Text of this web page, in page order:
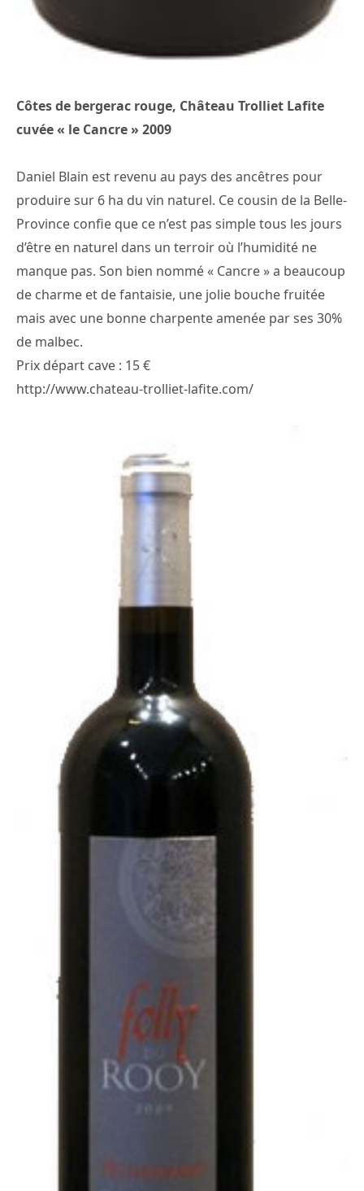
Côtes de bergerac rouge, Château Trolliet Lafite
cuvée « le Cancre » 2009
Daniel Blain est revenu au pays des ancêtres pour
produire sur 6 ha du vin naturel. Ce cousin de la Belle-
Province confie que ce n’est pas simple tous les jours
d’être en naturel dans un terroir où l’humidité ne
manque pas. Son bien nommé « Cancre » a beaucoup
de charme et de fantaisie, une jolie bouche fruitée
mais avec une bonne charpente amenée par ses 30%
de malbec.
Prix départ cave : 15 €
http://www.chateau-trolliet-lafite.com/